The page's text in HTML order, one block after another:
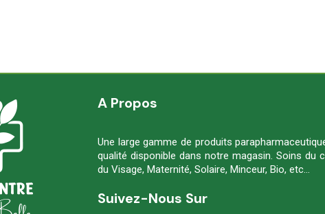
A Propos
Une large gamme de produits
qualité disponible dans notre magasin. Soins du
du Visage, Maternité, Solaire, Minceur, Bio, etc…
Suivez-Nous Sur